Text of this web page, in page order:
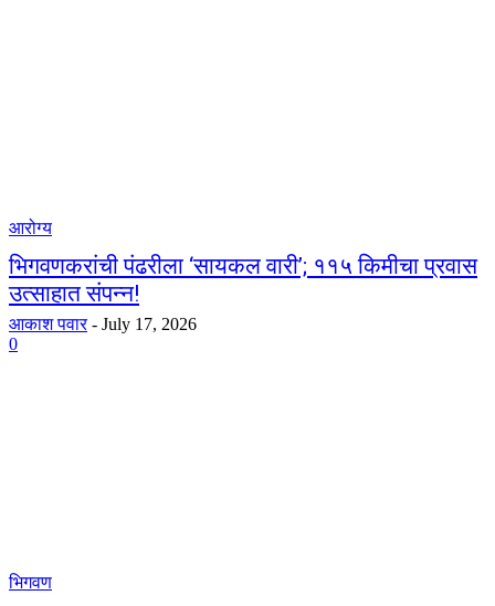
आरोग्य
भिगवणकरांची पंढरीला ‘सायकल वारी’; ११५ किमीचा प्रवास
उत्साहात संपन्न!
आकाश पवार - July 17, 2026
0
भिगवण